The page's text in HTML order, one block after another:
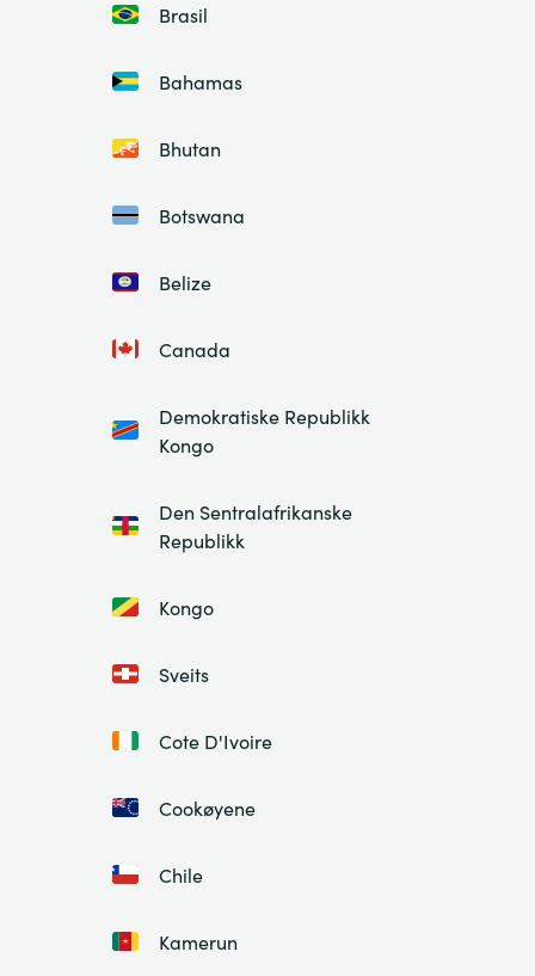
Brasil
Bahamas
Bhutan
Botswana
Belize
Canada
Demokratiske Republikk
Kongo
Den Sentralafrikanske
Republikk
Kongo
Sveits
Cote D'Ivoire
Cookøyene
Chile
Kamerun